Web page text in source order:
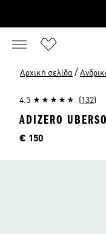
Αρχική σελίδα /
4.5 (132)
ADIZERO
Τιμή
€ 150